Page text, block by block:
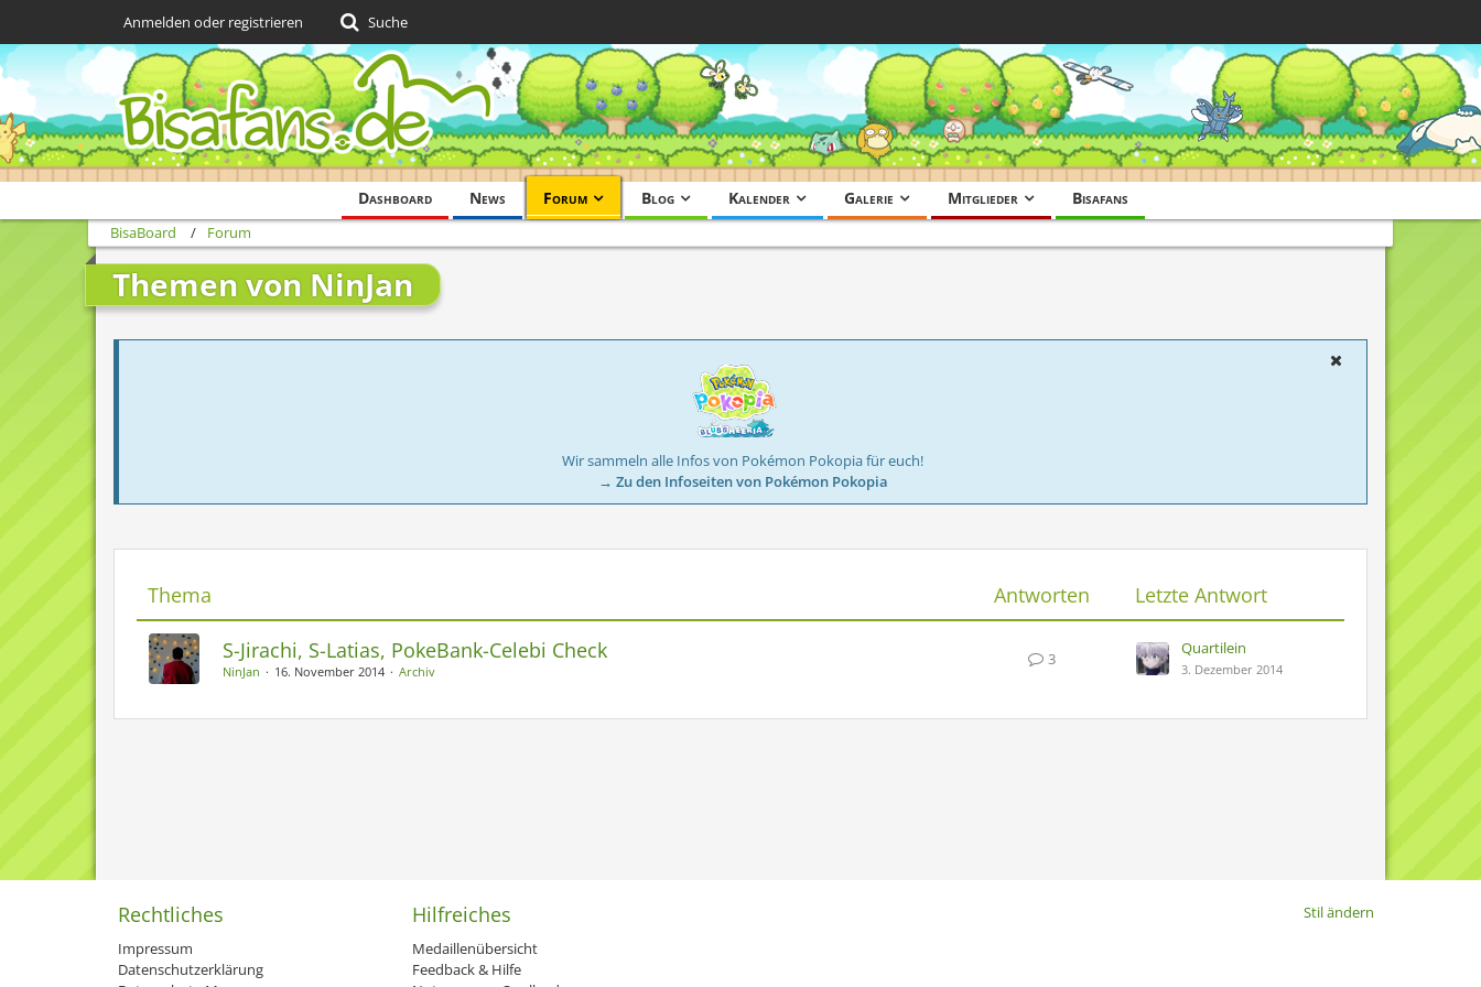
Dashboard News Forum Blog Kalender Galerie Mitglieder Bisafans
Anmelden oder registrieren Suche
BisaBoard Forum
Themen von NinJan
Wir sammeln alle Infos von Pokémon Pokopia für euch!
→ Zu den Infoseiten von Pokémon Pokopia
Thema Antworten Letzte Antwort
S-Jirachi, S-Latias, PokeBank-Celebi Check
NinJan 16. November 2014 Archiv
3
Quartilein
3. Dezember 2014
Stil ändern
Rechtliches
Impressum
Datenschutzerklärung
Hilfreiches
Medaillenübersicht
Feedback & Hilfe